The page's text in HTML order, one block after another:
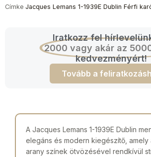
Címke Jacques Lemans 1-1939E Dublin Férfi
Iratkozz fel
2000 vagy akár az
kedvezményért!
Tovább a
A Jacques Lemans 1-1939E Dublin
elegáns és modern kiegészítő,
arany színek ötvözésével rendkívül